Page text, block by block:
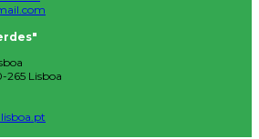
265 Lisboa